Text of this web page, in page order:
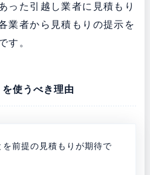
った引越し業者に見積もり
業者から見積もりの提示を
す。
使うべき理由
前提の見積もりが期待で